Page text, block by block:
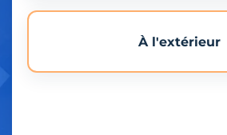
À l'extérieur